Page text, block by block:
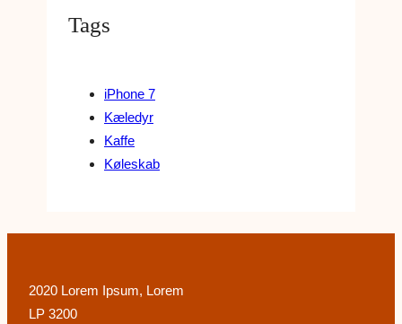
Tags
iPhone 7
Kæledyr
Kaffe
Køleskab
2020 Lorem Ipsum, Lorem
LP 3200